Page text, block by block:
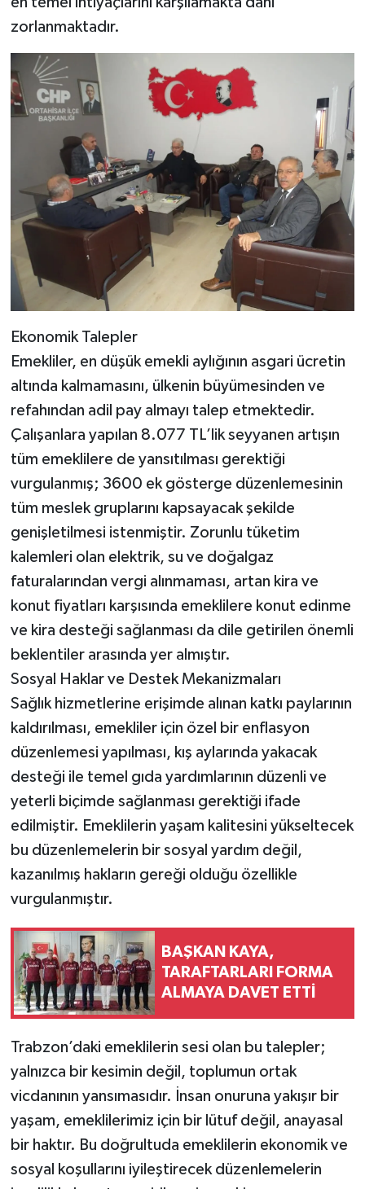
zorlanmaktadır.
Ekonomik Talepler
Emekliler, en düşük emekli aylığının asgari ücretin
altında kalmamasını, ülkenin büyümesinden ve
refahından adil pay almayı talep etmektedir.
Çalışanlara yapılan 8.077 TL’lik seyyanen artışın
tüm emeklilere de yansıtılması gerektiği
vurgulanmış; 3600 ek gösterge düzenlemesinin
tüm meslek gruplarını kapsayacak şekilde
genişletilmesi istenmiştir. Zorunlu tüketim
kalemleri olan elektrik, su ve doğalgaz
faturalarından vergi alınmaması, artan kira ve
konut fiyatları karşısında emeklilere konut edinme
ve kira desteği sağlanması da dile getirilen önemli
beklentiler arasında yer almıştır.
Sosyal Haklar ve Destek Mekanizmaları
Sağlık hizmetlerine erişimde alınan katkı paylarının
kaldırılması, emekliler için özel bir enflasyon
düzenlemesi yapılması, kış aylarında yakacak
desteği ile temel gıda yardımlarının düzenli ve
yeterli biçimde sağlanması gerektiği ifade
edilmiştir. Emeklilerin yaşam kalitesini yükseltecek
bu düzenlemelerin bir sosyal yardım değil,
kazanılmış hakların gereği olduğu özellikle
vurgulanmıştır.
BAŞKAN KAYA,
TARAFTARLARI FORMA
ALMAYA DAVET ETTİ
Trabzon’daki emeklilerin sesi olan bu talepler;
yalnızca bir kesimin değil, toplumun ortak
vicdanının yansımasıdır. İnsan onuruna yakışır bir
yaşam, emeklilerimiz için bir lütuf değil, anayasal
bir haktır. Bu doğrultuda emeklilerin ekonomik ve
sosyal koşullarını iyileştirecek düzenlemelerin